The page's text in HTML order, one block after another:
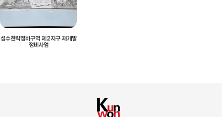
성수전략정비구역 제2지구 재개발
정비사업